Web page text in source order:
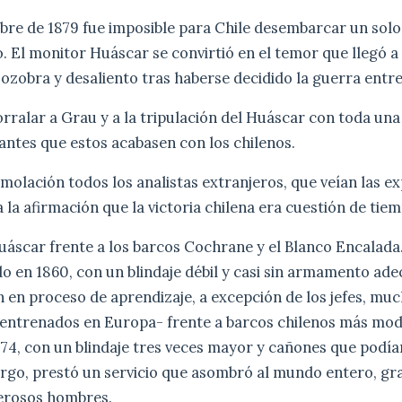
de 1879 fue imposible para Chile desembarcar un
monitor Huáscar se convirtió en el temor que llegó a
y desaliento tras haberse decidido la guerra
a Grau y a la tripulación del Huáscar con toda
que estos acabasen con los chilenos.
todos los analistas extranjeros, que veían las
afirmación que la victoria chilena era cuestión de
frente a los barcos Cochrane y el Blanco
en 1860, con un blindaje débil y casi sin armamento
proceso de aprendizaje, a excepción de los jefes,
en Europa- frente a barcos chilenos más
con un blindaje tres veces mayor y cañones que
prestó un servicio que asombró al mundo entero,
hombres.